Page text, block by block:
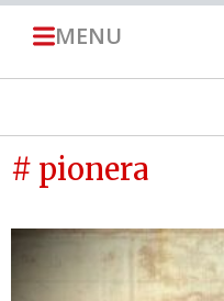
MENU
# pionera